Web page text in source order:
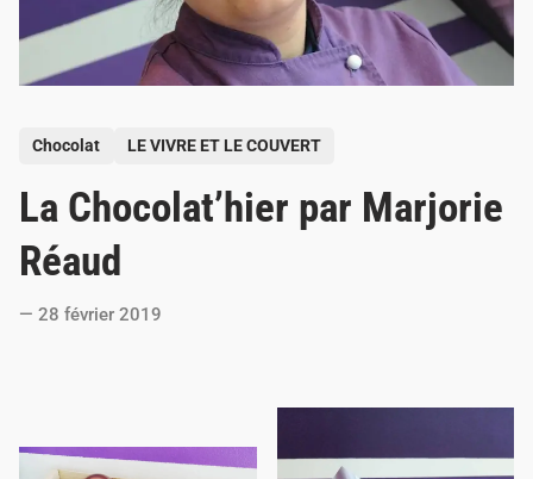
t
e
d
Chocolat LE VIVRE ET LE COUVERT
La Chocolat’hier par Marjorie
Réaud
28 février 2019